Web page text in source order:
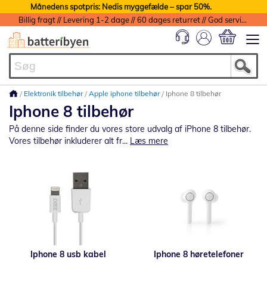
Månedens spotpris: Nedis myggefælde – spar 50%.
Billig fragt // Levering 1-2 dage // 60 dages returret // God service med garanti
Elektronik tilbehør Apple iphone tilbehør Iphone 8 tilbehør
Iphone 8 tilbehør
På denne side finder du vores store udvalg af iPhone 8 tilbehør.
Vores tilbehør inkluderer alt fr... Læs mere
Iphone 8 usb kabel Iphone 8 høretelefoner